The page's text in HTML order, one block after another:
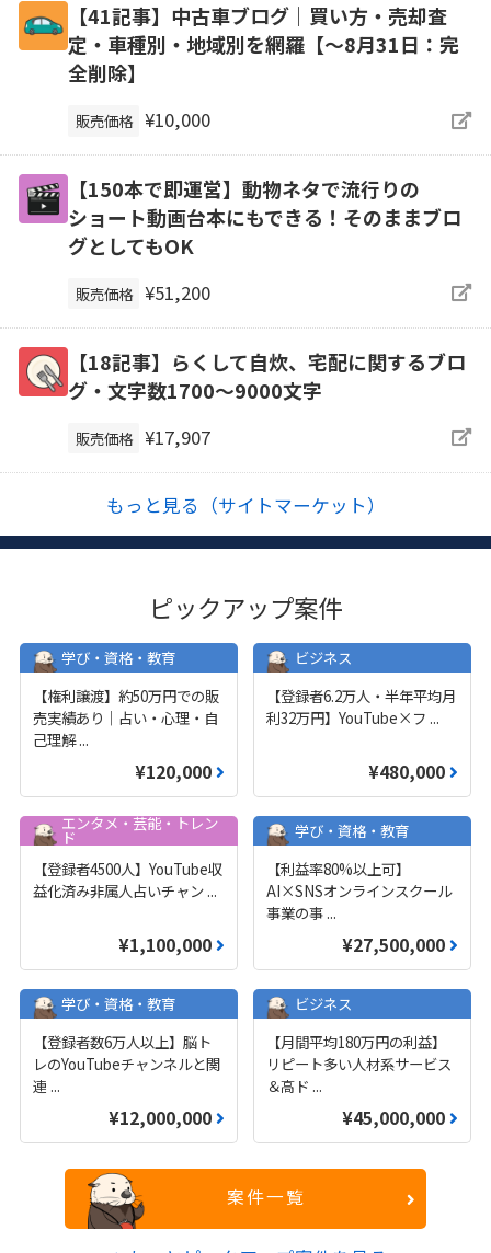
【41記事】中古車ブログ｜買い方・売却査
定・車種別・地域別を網羅【～8月31日：完
全削除】
販売価格 ¥10,000
【150本で即運営】動物ネタで流行りの
ショート動画台本にもできる！そのままブロ
グとしてもOK
販売価格 ¥51,200
【18記事】らくして自炊、宅配に関するブロ
グ・文字数1700～9000文字
販売価格 ¥17,907
もっと見る（サイトマーケット）
ピックアップ案件
学び・資格・教育
【権利譲渡】約50万円での販
売実績あり｜占い・心理・自
己理解...
¥120,000
ビジネス
【登録者6.2万人・半年平均月
利32万円】YouTube×フ ...
¥480,000
エンタメ・芸能・トレン
ド
【登録者4500人】YouTube収
益化済み非属人占いチャン ...
¥1,100,000
学び・資格・教育
【利益率80%以上可】
AI×SNSオンラインスクール
事業の事 ...
¥27,500,000
学び・資格・教育
【登録者数6万人以上】脳ト
レのYouTubeチャンネルと関
連 ...
¥12,000,000
ビジネス
【月間平均180万円の利益】
リピート多い人材系サービス
＆高ド ...
¥45,000,000
案件一覧